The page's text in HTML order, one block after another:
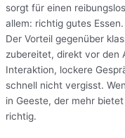
sorgt für einen
allem: richtig gutes Essen.
Der Vorteil gegenüber
zubereitet, direkt vor den
Interaktion, lockere
schnell nicht vergisst.
in Geeste, der mehr
richtig.